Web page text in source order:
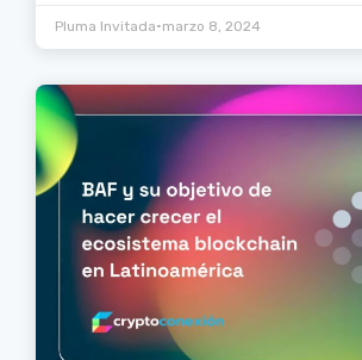
Pluma Invitada•marzo 8, 2024